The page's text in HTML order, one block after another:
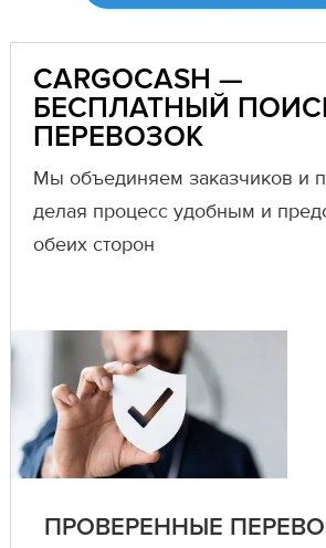
CARGOCASH —
БЕСПЛАТНЫЙ
ПЕРЕВОЗОК
Мы объединяем заказчиков и
делая процесс удобным и
обеих сторон
ПРОВЕРЕННЫЕ